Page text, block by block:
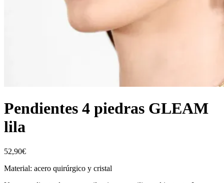
Pendientes 4 piedras GLEAM
lila
52,90€
Material: acero quirúrgico y cristal